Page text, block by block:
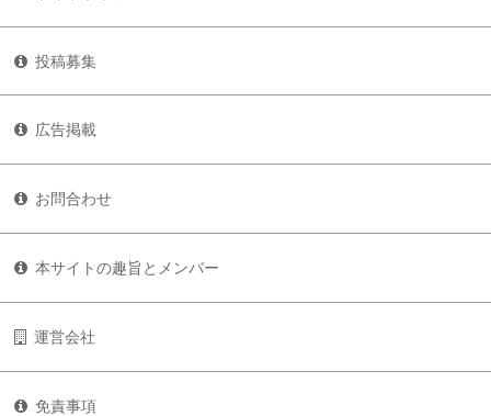
投稿募集
広告掲載
お問合わせ
本サイトの趣旨とメンバー
運営会社
免責事項